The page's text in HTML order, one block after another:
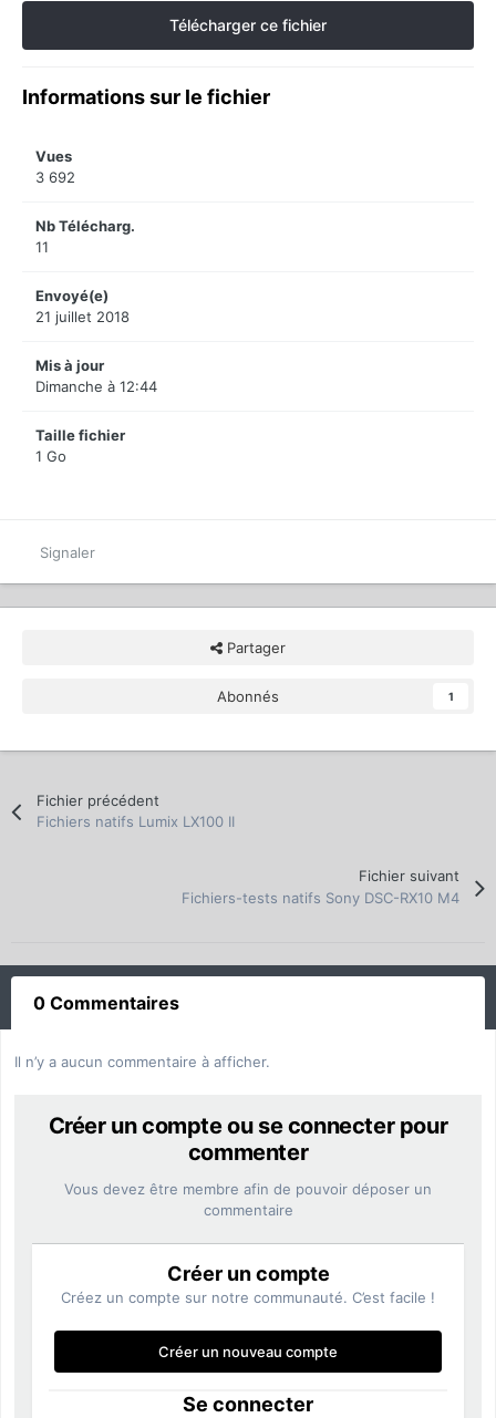
Télécharger ce fichier
Informations sur le fichier
Vues
3 692
Nb Télécharg.
11
Envoyé(e)
21 juillet 2018
Mis à jour
Dimanche à 12:44
Taille fichier
1 Go
Signaler
Partager
Abonnés 1
Fichier précédent
Fichiers natifs Lumix LX100 II
Fichier suivant
Fichiers-tests natifs Sony DSC-RX10 M4
0 Commentaires
Il n’y a aucun commentaire à afficher.
Créer un compte ou se connecter pour
commenter
Vous devez être membre afin de pouvoir déposer un
commentaire
Créer un compte
Créez un compte sur notre communauté. C’est facile !
Créer un nouveau compte
Se connecter